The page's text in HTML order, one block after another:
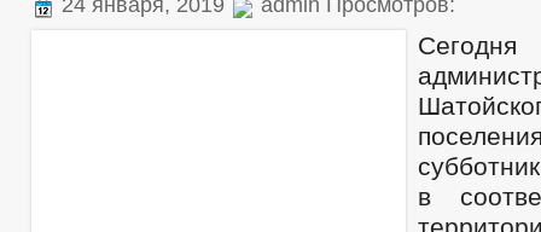
24 января, 2019 admin Просмотров:
в